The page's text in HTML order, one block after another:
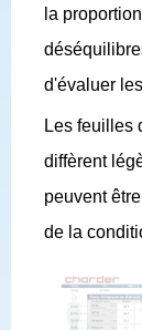
la
d'évaluer
Les feuilles
diffèrent
peuvent
de la